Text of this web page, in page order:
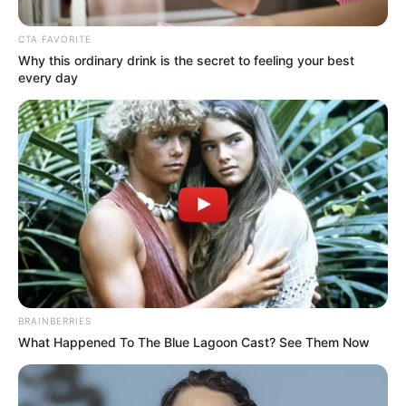
Críticas a la Secretaría de Movilidad
CTA FAVORITE
Why this ordinary drink is the secret to feeling your best
every day
BRAINBERRIES
What Happened To The Blue Lagoon Cast? See Them Now